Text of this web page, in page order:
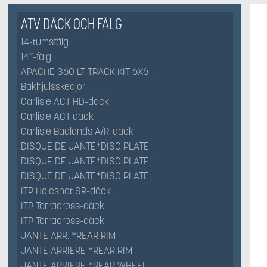
ATV DÄCK OCH FÄLG
14-tumsfälg
14″-fälg
APACHE 360 LT TRACK KIT 6X6
Bakhjulsskedjor
Carlisle ACT HD-däck
Carlisle ACT-däck
Carlisle Badlands A/R-däck
DISQUE DE JANTE*DISC PLATE
DISQUE DE JANTE*DISC PLATE
DISQUE DE JANTE*DISC PLATE
ITP Holeshot SR-däck
ITP Terracross-däck
ITP Terracross-däck
JANTE ARR. *REAR RIM
JANTE ARRIERE *REAR RIM